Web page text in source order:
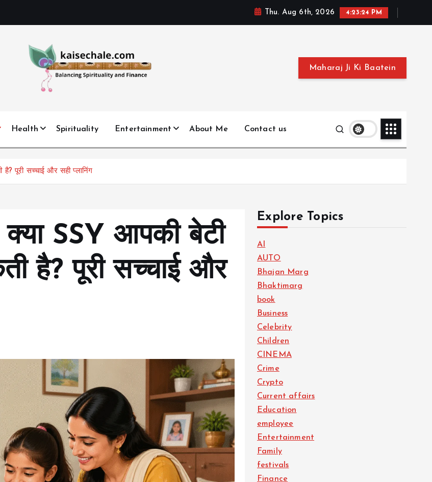
Thu. Aug 6th, 2026 4:23:25 PM
Maharaj Ji Ki Baatein
Health Spirituality Entertainment About Me Contact us
है? पूरी सच्चाई और सही प्लानिंग
क्या SSY आपकी बेटी
है? पूरी सच्चाई और
Explore Topics
AI
AUTO
Bhajan Marg
Bhaktimarg
book
Business
Celebrity
Children
CINEMA
Crime
Crypto
Current affairs
Education
employee
Entertainment
Family
festivals
Finance